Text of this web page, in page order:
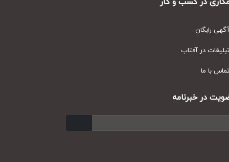
رایگان
در آفتاب
با ما
در خبرنامه